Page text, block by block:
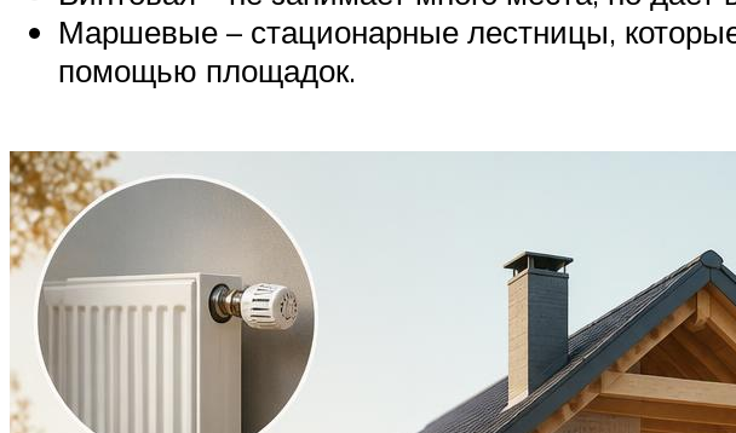
Маршевые – стационарные лестницы,
помощью площадок.